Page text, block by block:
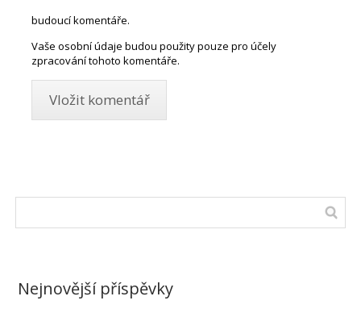
budoucí komentáře.
Vaše osobní údaje budou použity pouze pro účely
zpracování tohoto komentáře.
Nejnovější příspěvky